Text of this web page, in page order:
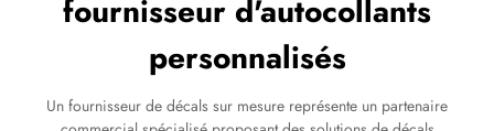
fournisseur d'autocollants
personnalisés
Un fournisseur de décals sur mesure représente un partenaire